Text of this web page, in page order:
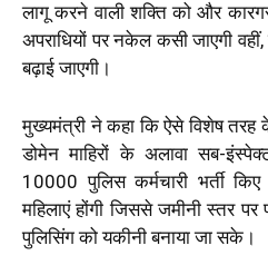
लागू करने वाली शक्ति को और
अपराधियों पर नकेल कसी जाएगी
बढ़ाई जाएगी।
मुख्यमंत्री ने कहा कि ऐसे विशेष
डोमेन माहिरों के अलावा सब-
10000 पुलिस कर्मचारी भर्ती
महिलाएं होंगी जिससे जमीनी स्तर
पुलिसिंग को यकीनी बनाया जा सके।